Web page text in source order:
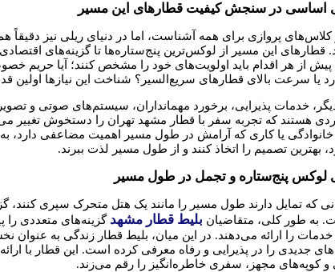
اساسی در سنجش کیفیت قطارهای این مسیر
پروازی برای همه آشناست، اما در دنیای ریلی نیز دقیقاً
قطارهای این مسیر از لوکس‌ترین پنج‌ستاره‌ها تا گزینه‌های
از هر اقدام باید اولویت‌های خود را مشخص کنند؛ آیا حریم
یا سرعت بالای قطارهای سریع‌السیر؟ شناخت این نیازها اولین
خدمات پذیرایی، برخورد مهمانداران، سیستم‌های صوتی و
هستند که تجربه سفر با قطار مشهد تهران را دستخوش تغییر
یا کاری که آرامش در طول مسیر اهمیت مضاعفی دارد،
بهترین تصمیم را اتخاذ کنند و از طول مسیر لذت ببرند.
لوکس پنج‌ستاره و تجمل در طول مسیر
که تمایل دارند طول مسیر را مانند یک هتل متحرک سپری کنند،
به طور کلی، متقاضیان بلیط قطار مشهد گزینه‌های متعددی
را ارائه می‌دهند. در این میان، بلیط قطار زندگی به عنوان
جدیدی را در پذیرایی و رفاه معرفی کرده است. این قطار با
و کوپه‌های مجهز، سفری خاطره‌انگیز را رقم می‌زند.